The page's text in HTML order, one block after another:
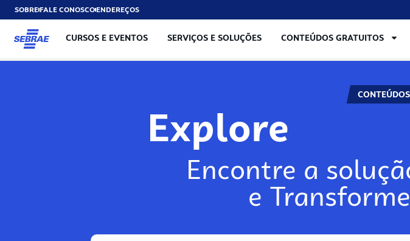
SOBREFALE CONOSCOENDEREÇOS
CURSOS E EVENTOS SERVIÇOS E SOLUÇÕES CONTEÚDOS GRATUITOS
Explore
Encontre a
e